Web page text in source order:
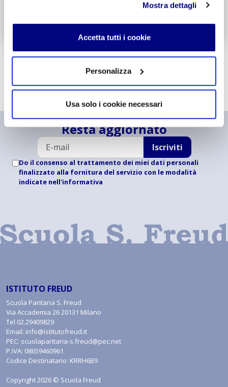
Mostra dettagli
Accetta tutti i cookie
Personalizza
Usa solo i cookie necessari
Resta aggiornato
Iscriviti
Do il consenso al trattamento dei miei dati personali
finalizzato alla fornitura del servizio con le modalità
indicate nell'informativa
ISTITUTO FREUD
Scuola Paritaria S. Freud
Via Accademia 26 20131 Milano
Tel 02.29409829
Email: info@istitutofreud.it
PEC: scuolaparitaria-s.freud@pec.net
P.IVA: 08659460961
Codice Destinatario: KRRH6B9
Copyright 2026 © Scuola Freud